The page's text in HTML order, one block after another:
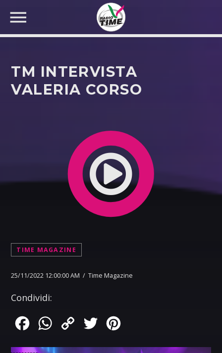
TM INTERVISTA
VALERIA CORSO
TIME MAGAZINE
25/11/2022 12:00:00 AM / Time Magazine
Condividi:
FacebookWhatsApp
Copy
Twitter